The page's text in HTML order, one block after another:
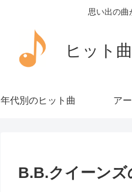
思い出の曲
ヒット
年代別のヒット曲 ア
B.B.クイーン